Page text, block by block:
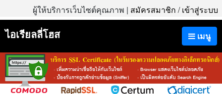
ผู้ให้บริการเว็บไซต์คุณภาพ | สมัครสมาชิก /เข้าสู่ระบบ
เมนู
ไอเรียลลี่โฮส